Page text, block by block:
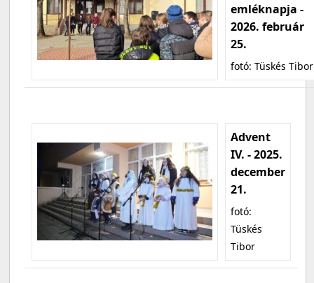
emléknapja -
2026. február
25.
fotó: Tüskés Tibor
Advent
IV. - 2025.
december
21.
fotó:
Tüskés
Tibor